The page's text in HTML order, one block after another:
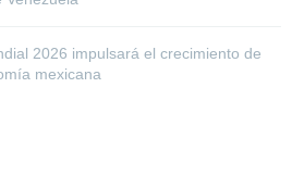
2026 impulsará el crecimiento de
mexicana